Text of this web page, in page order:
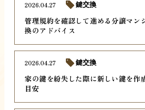
管理規約を確認して進める分譲マン
換のアドバイス
2026.04.27 鍵交換
家の鍵を紛失した際に新しい鍵を作
目安
2026.04.27 鍵交換